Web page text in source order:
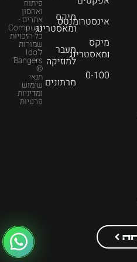
אינסטרומנטס
מיקס
ומאסטרינג
0-100
מיקס
ומאסטרינג
מעבר
למוזיקה
מרתונים
כל הזכויות
שמורות
ל'Ido
Bangers'
©
תנאי
שימוש
ומדיניות
פרטיות
פיתוח
ואחסון
אתרים -
Compuall